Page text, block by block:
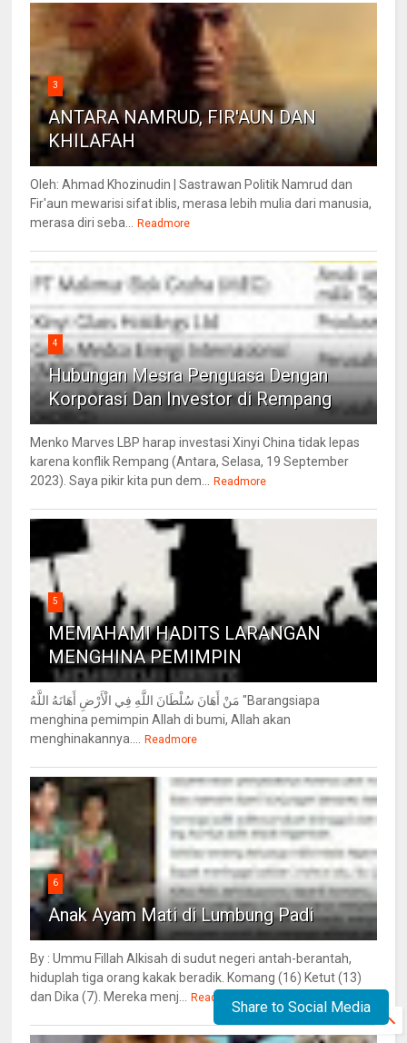
3
ANTARA NAMRUD, FIR'AUN DAN
KHILAFAH
Oleh: Ahmad Khozinudin | Sastrawan Politik Namrud dan
Fir'aun mewarisi sifat iblis, merasa lebih mulia dari manusia,
merasa diri seba... Readmore
4
Hubungan Mesra Penguasa Dengan
Korporasi Dan Investor di Rempang
Menko Marves LBP harap investasi Xinyi China tidak lepas
karena konflik Rempang (Antara, Selasa, 19 September
2023). Saya pikir kita pun dem... Readmore
5
MEMAHAMI HADITS LARANGAN
MENGHINA PEMIMPIN
مَنْ أَهَانَ سُلْطَانَ اللَّهِ فِي الْأَرْضِ أَهَانَهُ اللَّهُ "Barangsiapa
menghina pemimpin Allah di bumi, Allah akan
menghinakannya.... Readmore
6
Anak Ayam Mati di Lumbung Padi
By : Ummu Fillah Alkisah di sudut negeri antah-berantah,
hiduplah tiga orang kakak beradik. Komang (16) Ketut (13)
dan Dika (7). Mereka menj... Readmore
Share to Social Media